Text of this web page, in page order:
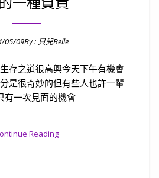
05/09By : 貝兒Belle
存之道很高興今天下午有機會
是很奇妙的但有些人也許一輩
有一次見面的機會
Reading“貝語錄｜堅定自己的價值觀